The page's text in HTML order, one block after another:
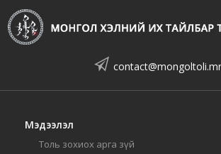
Мэдээлэл
Толь зохиох арга зүй